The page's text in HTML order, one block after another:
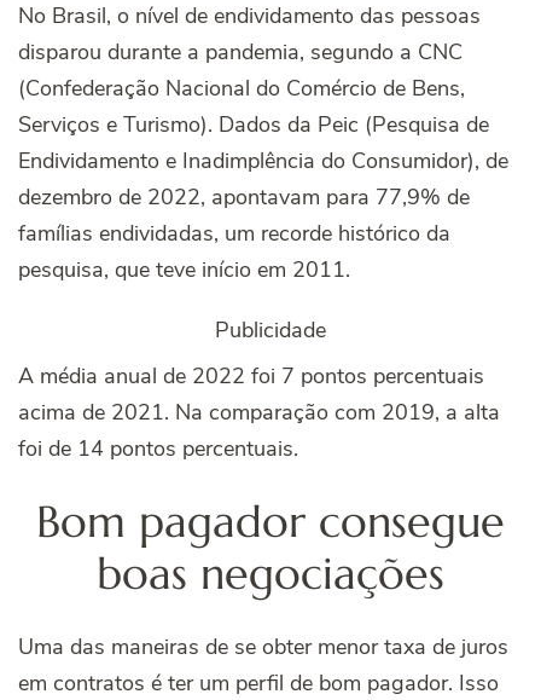
No Brasil, o nível de endividamento das pessoas
disparou durante a pandemia, segundo a CNC
(Confederação Nacional do Comércio de Bens,
Serviços e Turismo). Dados da Peic (Pesquisa de
Endividamento e Inadimplência do Consumidor), de
dezembro de 2022, apontavam para 77,9% de
famílias endividadas, um recorde histórico da
pesquisa, que teve início em 2011.
Publicidade
A média anual de 2022 foi 7 pontos percentuais
acima de 2021. Na comparação com 2019, a alta
foi de 14 pontos percentuais.
Bom pagador consegue
boas negociações
Uma das maneiras de se obter menor taxa de juros
em contratos é ter um perfil de bom pagador. Isso